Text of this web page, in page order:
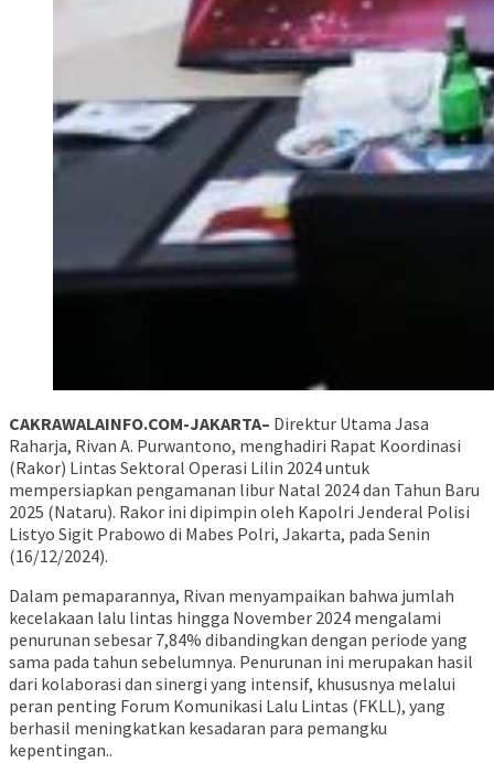
CAKRAWALAINFO.COM-JAKARTA– Direktur Utama Jasa
Raharja, Rivan A. Purwantono, menghadiri Rapat Koordinasi
(Rakor) Lintas Sektoral Operasi Lilin 2024 untuk
mempersiapkan pengamanan libur Natal 2024 dan Tahun Baru
2025 (Nataru). Rakor ini dipimpin oleh Kapolri Jenderal Polisi
Listyo Sigit Prabowo di Mabes Polri, Jakarta, pada Senin
(16/12/2024).
Dalam pemaparannya, Rivan menyampaikan bahwa jumlah
kecelakaan lalu lintas hingga November 2024 mengalami
penurunan sebesar 7,84% dibandingkan dengan periode yang
sama pada tahun sebelumnya. Penurunan ini merupakan hasil
dari kolaborasi dan sinergi yang intensif, khususnya melalui
peran penting Forum Komunikasi Lalu Lintas (FKLL), yang
berhasil meningkatkan kesadaran para pemangku
kepentingan..